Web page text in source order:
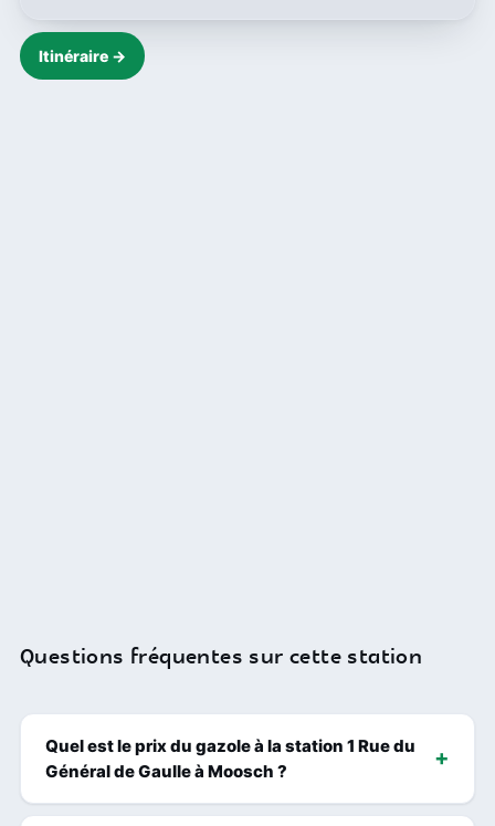
Itinéraire →
Questions fréquentes sur cette station
Quel est le prix du gazole à la station 1 Rue du
Général de Gaulle à Moosch ?